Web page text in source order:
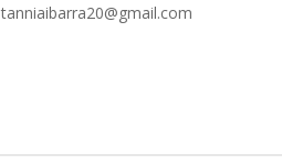
tanniaibarra20@gmail.com